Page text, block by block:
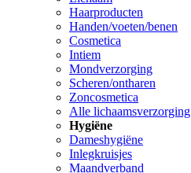
Haarproducten
Handen/voeten/benen
Cosmetica
Intiem
Mondverzorging
Scheren/ontharen
Zoncosmetica
Alle lichaamsverzorging
Hygiëne
Dameshygiëne
Inlegkruisjes
Maandverband